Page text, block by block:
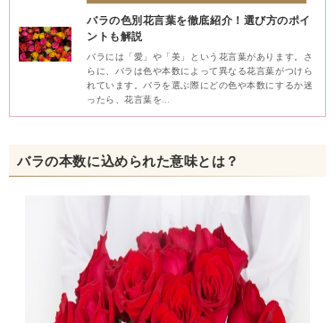
バラの色別花言葉を徹底紹介！選び方のポイ
ントも解説
バラには「愛」や「美」という花言葉があります。さ
らに、バラは色や本数によって異なる花言葉がつけら
れています。バラを選ぶ際にどの色や本数にするか迷
ったら、花言葉を…
バラの本数に込められた意味とは？